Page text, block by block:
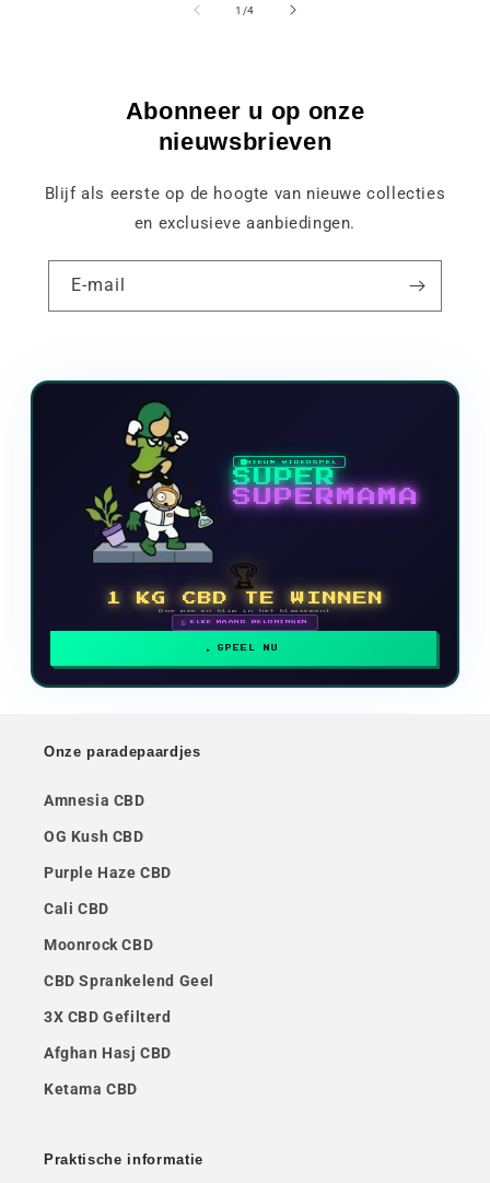
1 /van
4
Abonneer u op onze
nieuwsbrieven
Blijf als eerste op de hoogte van nieuwe collecties
en exclusieve aanbiedingen.
E-mail
NIEUW VIDEOSPEL
SUPER
SUPERMAMA
🏆
1 KG CBD TE WINNEN
Doe mee en klim in het klassement
🗓 ELKE MAAND BELONINGEN
SPEEL NU
Onze paradepaardjes
Amnesia CBD
OG Kush CBD
Purple Haze CBD
Cali CBD
Moonrock CBD
CBD Sprankelend Geel
3X CBD Gefilterd
Afghan Hasj CBD
Ketama CBD
Praktische informatie